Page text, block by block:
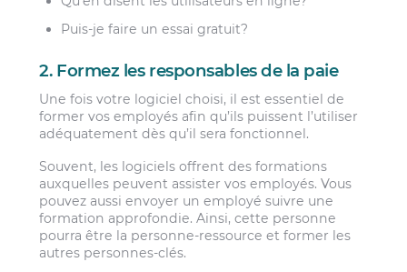
Puis-je faire un essai gratuit?
2. Formez les responsables de la paie
Une fois votre logiciel choisi, il est essentiel de
former vos employés afin qu’ils puissent l’utiliser
adéquatement dès qu’il sera fonctionnel.
Souvent, les logiciels offrent des formations
auxquelles peuvent assister vos employés. Vous
pouvez aussi envoyer un employé suivre une
formation approfondie. Ainsi, cette personne
pourra être la personne-ressource et former les
autres personnes-clés.